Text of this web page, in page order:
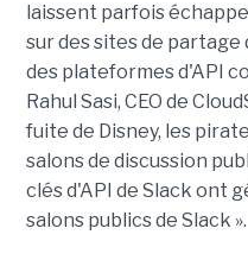
laissent parfois
sur des sites de partage
des plateformes d'API
Rahul Sasi, CEO de
fuite de Disney, les
salons de discussion
clés d'API de Slack ont
salons publics de Slack ».